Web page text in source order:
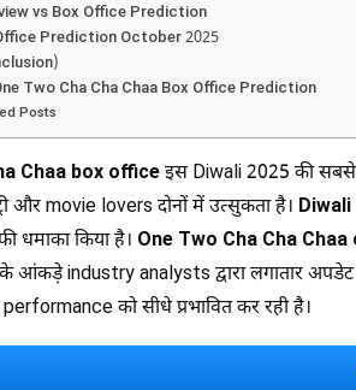
vs Box Office Prediction
Prediction October 2025
Two Cha Cha Chaa Box Office Prediction
Posts
Chaa box officeइस Diwali 2025 की सबसे
और movie lovers दोनों में उत्सुकता है।
धमाका किया है। One Two Cha Cha
के आंकड़े industry analysts द्वारा लगातार
को सीधे प्रभावित कर रही है।